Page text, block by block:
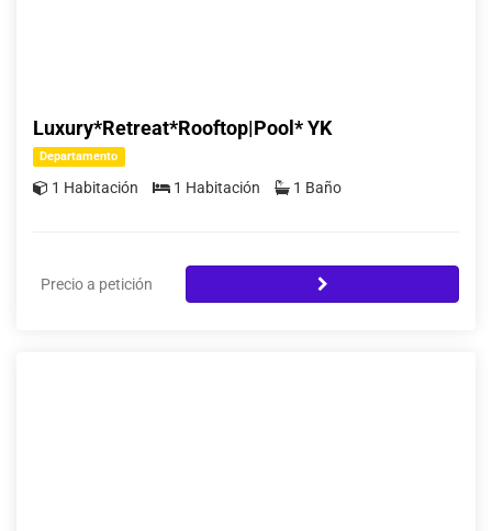
Luxury*Retreat*Rooftop|Pool* YK
Departamento
1 Habitación 1 Habitación 1 Baño
Precio a petición